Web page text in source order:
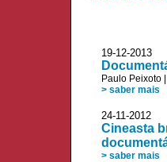
19-12-2013
Paulo Peixoto
> saber mais
24-11-
Cineasta
> saber mais